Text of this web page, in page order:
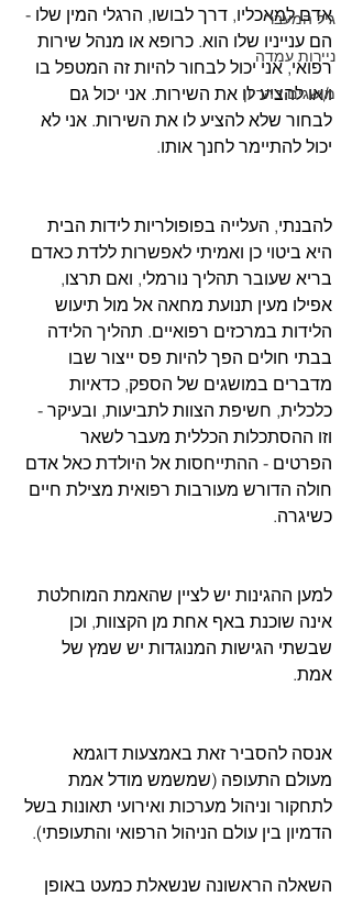
גיל המעבר
ניירות עמדה
מושגים בהריון
אדם למאכליו, דרך לבושו, הרגלי המין שלו -
הם ענייניו שלו הוא. כרופא או מנהל שירות
רפואי, אני יכול לבחור להיות זה המטפל בו
ו/או להציע לו את השירות. אני יכול גם
לבחור שלא להציע לו את השירות. אני לא
יכול להתיימר לחנך אותו.
להבנתי, העלייה בפופולריות לידות הבית
היא ביטוי כן ואמיתי לאפשרות ללדת כאדם
בריא שעובר תהליך נורמלי, ואם תרצו,
אפילו מעין תנועת מחאה אל מול תיעוש
הלידות במרכזים רפואיים. תהליך הלידה
בבתי חולים הפך להיות פס ייצור שבו
מדברים במושגים של הספק, כדאיות
כלכלית, חשיפת הצוות לתביעות, ובעיקר -
וזו ההסתכלות הכללית מעבר לשאר
הפרטים - ההתייחסות אל היולדת כאל אדם
חולה הדורש מעורבות רפואית מצילת חיים
כשיגרה.
למען ההגינות יש לציין שהאמת המוחלטת
אינה שוכנת באף אחת מן הקצוות, וכן
שבשתי הגישות המנוגדות יש שמץ של
אמת.
אנסה להסביר זאת באמצעות דוגמא
מעולם התעופה (שמשמש מודל אמת
לתחקור וניהול מערכות ואירועי תאונות בשל
הדמיון בין עולם הניהול הרפואי והתעופתי).
השאלה הראשונה שנשאלת כמעט באופן